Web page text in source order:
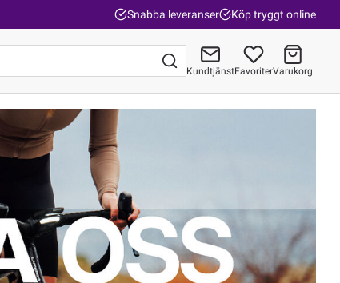
Snabba leveranser Köp tryggt online
KundtjänstFavoriterVarukorg